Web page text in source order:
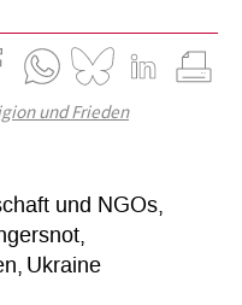
und Frieden
und NGOs
Ukraine